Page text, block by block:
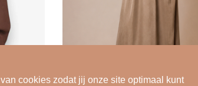
cookies zodat jij onze site optimaal kunt
stonewashed bleu
taupe
used washed bleu
Sale